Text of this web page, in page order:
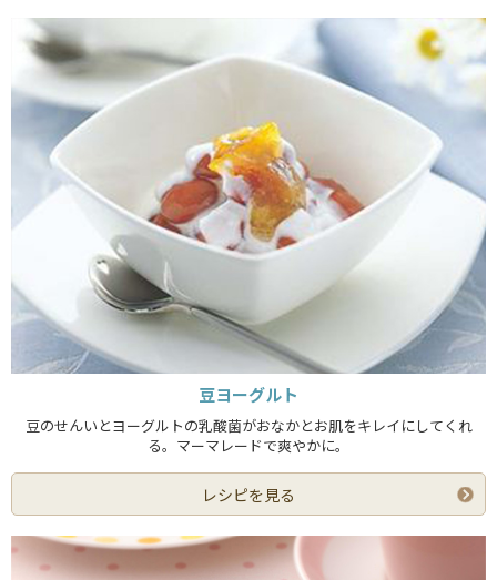
豆ヨーグルト
豆のせんいとヨーグルトの乳酸菌がおなかとお肌をキレイにしてくれ
る。マーマレードで爽やかに。
レシピを見る